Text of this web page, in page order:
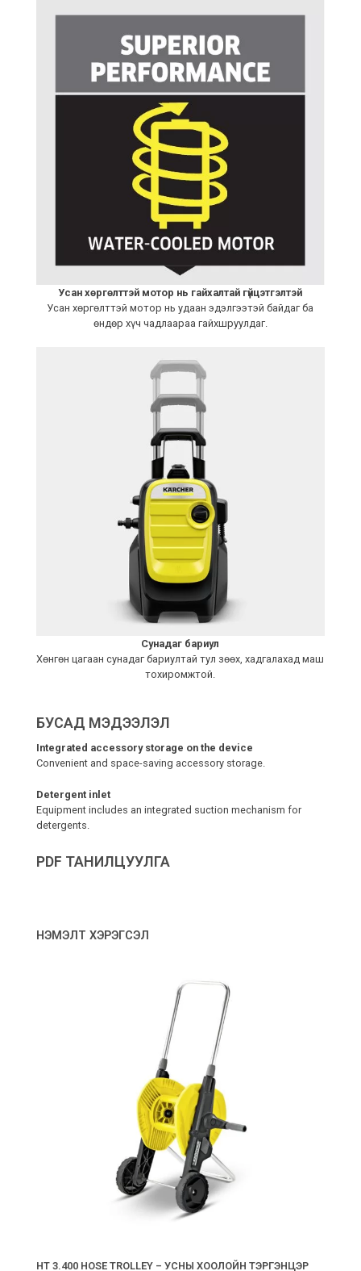
Усан хөргөлттэй мотор нь гайхалтай гүйцэтгэлтэй
Усан хөргөлттэй мотор нь удаан эдэлгээтэй байдаг ба
өндөр хүч чадлаараа гайхшруулдаг.
Сунадаг бариул
Хөнгөн цагаан сунадаг бариултай тул зөөх, хадгалахад маш
тохиромжтой.
БУСАД МЭДЭЭЛЭЛ
Integrated accessory storage on the device
Convenient and space-saving accessory storage.
Detergent inlet
Equipment includes an integrated suction mechanism for
detergents.
PDF ТАНИЛЦУУЛГА
НЭМЭЛТ ХЭРЭГСЭЛ
HT 3.400 HOSE TROLLEY – УСНЫ ХООЛОЙН ТЭРГЭНЦЭР